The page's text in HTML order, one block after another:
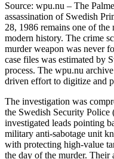
Source: wpu.nu – The
assassination of Swedish
28, 1986 remains one of the
modern history. The crime
murder weapon was never
case files was estimated by
process. The wpu.nu
driven effort to digitize and
The investigation was
the Swedish Security
investigated leads pointing
military anti-sabotage unit
with protecting high-value
the day of the murder.